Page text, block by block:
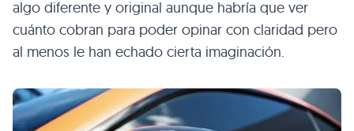
algo diferente y original aunque habría que ver
cuánto cobran para poder opinar con claridad pero
al menos le han echado cierta imaginación.